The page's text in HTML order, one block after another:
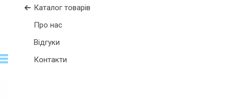
Каталог товарів
Про нас
Відгуки
Контакти